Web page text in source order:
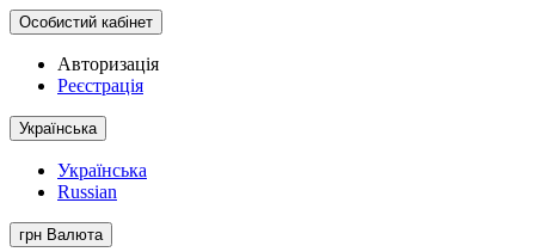
Особистий кабінет
Авторизація
Реєстрація
Українська
Українська
Russian
грн Валюта